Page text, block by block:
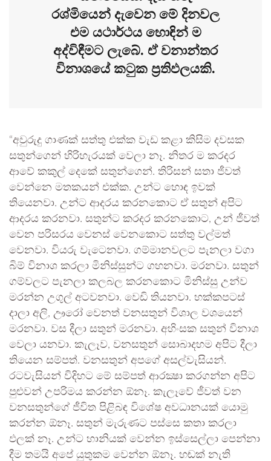
රශ්මියෙන් දැවෙන මේ දිනවල
එම යථාර්ථය හොඳින් ම
අද්විඳීමට ලැබේ. ඒ වනාන්තර
විනාශයේ කටුක ප්‍රතිඵලයකි.
“අවුරුදු ගාණක් සත්තු එක්ක වැඩ කළා කිසිම දවසක
සතුන්ගෙන් හිරිහැරයක් වෙලා නෑ. නිතර ම කරදර
ආවේ කකුල් දෙකේ සතුන්ගෙන්. තිරිසන් සතා ජීවත්
වෙන්නෙ මතකයන් එක්ක. උන්ට හොඳ ඉවක්
තියෙනවා. උන්ට ආදරය කරනකොට ඒ සතුන් අපිට
ආදරය කරනවා. සතුන්ට කරදර කරනකොට, උන් ජීවත්
වෙන පරිසරය වෙනස් වෙනකොට සත්තු වල්මත්
වෙනවා. වියරු වැටෙනවා. ගම්මානවලට පැනලා වගා
බිම් විනාශ කරලා මිනිස්සුන්ට ගහනවා. මරනවා. සතුන්
ගම්වලට පැනලා කලබල කරනකොට මිනිස්සු උන්ව
මරන්න උගුල් අටවනවා. වෙඩි තියනවා. හක්කපටස්
දාලා අලි, ඌරෝ වෙනත් වනසතුන් විශාල වශයෙන්
මරනවා. වස දීලා සතුන් මරනවා. අහිංසක සතුන් විනාශ
වෙලා යනවා. කැලෑව, වනසතුන් සොබාදහම අපිට දීලා
තියෙන සම්පත්. වනසතුන් අපගේ අසල්වැසියන්.
රටවැසියන් විදිහට මේ සම්පත් ආරක්‍ෂා කරගන්න අපිට
පුළුවන් උපරිමය කරන්න ඕනෑ. කැලෑවේ ජීවත් වන
වනසතුන්ගේ ජීවිත පිළිබඳ විශේෂ අවධානයක් යොමු
කරන්න ඕනෑ. සතුන් මැරුණට පස්සෙ කතා කරලා
ඵලක් නෑ. උන්ට හානියක් වෙන්න ඉස්සෙල්ලා පෙන්නා
දීම තමයි අපේ යුතුකම වෙන්න ඕනෑ. හඬක් නැති